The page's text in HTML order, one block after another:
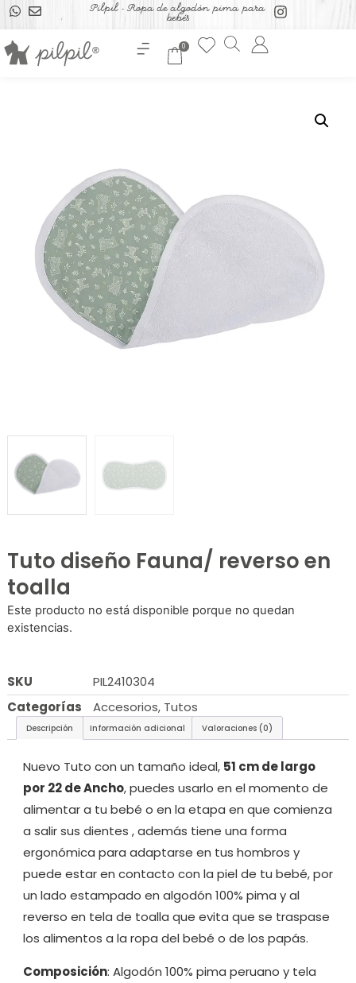
Pilpil - Ropa de algodón pima para
bebés
0
Tuto diseño Fauna/ reverso en
toalla
Este producto no está disponible porque no quedan
existencias.
SKU
PIL2410304
Categorías
Accesorios, Tutos
Descripción Información adicional Valoraciones (0)
Nuevo Tuto con un tamaño ideal, 51 cm de largo
por 22 de Ancho, puedes usarlo en el momento de
alimentar a tu bebé o en la etapa en que comienza
a salir sus dientes , además tiene una forma
ergonómica para adaptarse en tus hombros y
puede estar en contacto con la piel de tu bebé, por
un lado estampado en algodón 100% pima y al
reverso en tela de toalla que evita que se traspase
los alimentos a la ropa del bebé o de los papás.
Composición: Algodón 100% pima peruano y tela